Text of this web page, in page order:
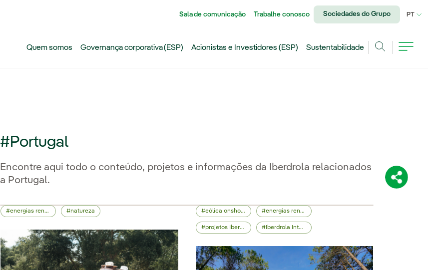
Sala de comunicação Trabalhe conosco Sociedades do Grupo PT
Quem somos Governança corporativa (ESP) Acionistas e Investidores (ESP)
Sustentabilidade
#Portugal
Encontre aqui todo o conteúdo, projetos e informações da Iberdrola relacionados
a Portugal.
energias renováveis natureza eólica onshore energias renováveis
projetos Iberdrola Iberdrola Internacional